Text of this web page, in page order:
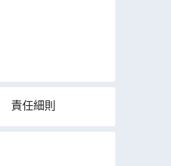
責任細則